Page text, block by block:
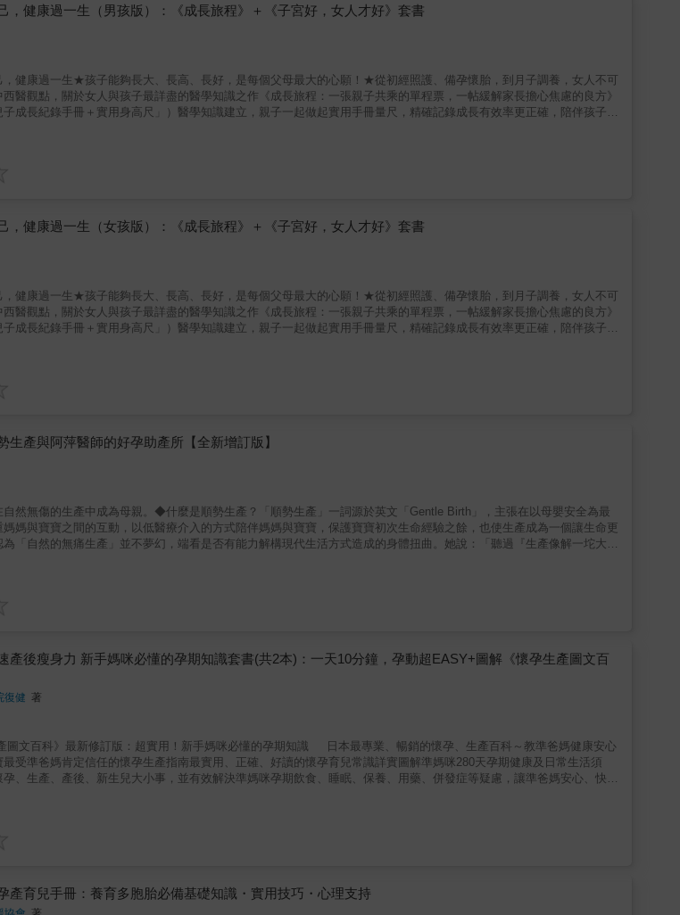
、提升體力與代謝，改善產後常見不適，由內而外調整體質，重建健康與美麗。跟著專業中醫師一步步破解產後修復迷
體態與活力，陪伴每位媽媽順利度過產後關鍵期，重拾健康、美麗與自信人生！＼喬骨盆真相大公開／＼產後疼痛症狀
最完整的產後修復與調理衛教全書／
，健康過一生（男孩版）：《成長旅程》＋《子宮好，女人才好》套書
健康過一生★孩子能夠長大、長高、長好，是每個父母最大的心願！★從初經照護、備孕懷胎，到月子調養，女人不可
醫觀點，關於女人與孩子最詳盡的醫學知識之作《成長旅程：一張親子共乘的單程票，一帖緩解家長擔心焦慮的良方》
子成長紀錄手冊＋實用身高尺」）醫學知識建立，親子一起做起實用手冊量尺，精確記錄成長有效率更正確，陪伴孩子茁
專業與臨床經驗彙集成書，將艱澀難懂的醫學知識，以臨床案例搭配生動的插畫，鉤織成淺顯易懂的圖文來呈現，解答
網路迷思，讓兒童照護者知道如何正確辨識兒童生長發育異常，及早發現疾病初期的警訊，及早「正確就醫」。本書更
」與「身高尺」，透過完整的成長紀錄，讓照護者與醫療團隊可以更精確地掌握孩子的生長，讓孩子也能親身參與整個過
。作者田原尋訪中國山西平遙道虎壁王氏中醫女科第二十八代傳人——始祖為宋朝金國名醫，一個世世代代心繫女科、
中醫世家——以現場訪談稿為基礎，公開祖傳絕技，並融合數十年臨床經驗，提出「子宮好，女人才好」的核心思想，
解決之道，為中西醫學界對婦科疾病的深入認識與治療提供了全新的視角。
，健康過一生（女孩版）：《成長旅程》＋《子宮好，女人才好》套書
健康過一生★孩子能夠長大、長高、長好，是每個父母最大的心願！★從初經照護、備孕懷胎，到月子調養，女人不可
醫觀點，關於女人與孩子最詳盡的醫學知識之作《成長旅程：一張親子共乘的單程票，一帖緩解家長擔心焦慮的良方》
子成長紀錄手冊＋實用身高尺」）醫學知識建立，親子一起做起實用手冊量尺，精確記錄成長有效率更正確，陪伴孩子茁
專業與臨床經驗彙集成書，將艱澀難懂的醫學知識，以臨床案例搭配生動的插畫，鉤織成淺顯易懂的圖文來呈現，解答
網路迷思，讓兒童照護者知道如何正確辨識兒童生長發育異常，及早發現疾病初期的警訊，及早「正確就醫」。本書更
」與「身高尺」，透過完整的成長紀錄，讓照護者與醫療團隊可以更精確地掌握孩子的生長，讓孩子也能親身參與整個過
。作者田原尋訪中國山西平遙道虎壁王氏中醫女科第二十八代傳人——始祖為宋朝金國名醫，一個世世代代心繫女科、
中醫世家——以現場訪談稿為基礎，公開祖傳絕技，並融合數十年臨床經驗，提出「子宮好，女人才好」的核心思想，
解決之道，為中西醫學界對婦科疾病的深入認識與治療提供了全新的視角。
生產與阿萍醫師的好孕助產所【全新增訂版】
然無傷的生產中成為母親。◆什麼是順勢生產？「順勢生產」一詞源於英文「Gentle Birth」，主張在以母嬰安全為最
媽與寶寶之間的互動，以低醫療介入的方式陪伴媽媽與寶寶，保護寶寶初次生命經驗之餘，也使生產成為一個讓生命更
為「自然的無痛生產」並不夢幻，端看是否有能力解構現代生活方式造成的身體扭曲。她說：「聽過『生產像解一坨大
成為母親好孕助產所團隊自二○一五年成立至今已累積破七百例個案，接生範圍包括北北基、宜蘭、台南、高雄和屏
一整套完整的助產師與醫師共同照護模式，從產前的身心靈調養到產後的延遲斷臍、母嬰持續肌膚接觸……即便最終需
醉醫師驚呼：「我麻了幾萬台C/S，第一次遇到不用打子宮收縮劑的。」最讓人振奮的是，順勢生產療癒了許多媽媽的生
傷。..◎專文推薦 白曛綾∣中山大學客座教授、陽明交大榮譽退休教授林兩傳醫師∣林氏傷科創始人洪文玲∣工科教授、科
推薦林經甫∣時尚老人Dr. Lin許美月∣台北市助產師助產士公會理事長黃建霈醫師∣台灣婦產科醫學會祕書長鄧惠文醫師樊
姓名筆畫排序）
產後瘦身力 新手媽咪必懂的孕期知識套書(共2本)：一天10分鐘，孕動超EASY+圖解《懷孕生產圖文百
復健 著
圖文百科》最新修訂版：超實用！新手媽咪必懂的孕期知識 日本最專業、暢銷的懷孕、生產百科～教準爸媽健康安心
受準爸媽肯定信任的懷孕生產指南最實用、正確、好讀的懷孕育兒常識詳實圖解準媽咪280天孕期健康及日常生活須
、生產、產後、新生兒大小事，並有效解決準媽咪孕期飲食、睡眠、保養、用藥、併發症等疑慮，讓準爸媽安心、快樂
照：清楚的胎兒及母體圖解，搭配超音波照片，讓準爸媽快速掌握孕期健康生活重點。準爸爸小叮嚀，了解需求：奶爸
顧事項，讓準爸爸也能立即掌握孕期及育兒知識，更體貼準媽咪。孕婦小錦囊，快樂當媽咪：身心靈健康小提醒，讓媽
，快樂迎接新生命。第二冊一天10分鐘，孕動超EASY：物理治療師團隊精心設計，緩解孕期不適應＆加速產後瘦身力的
又起！ ‧小腿抽筋 ‧下肢水腫 ‧骨盆疼痛 ‧手腕疾病 ‧筋骨緊繃 ‧腰背不適 【產後17招－保養瘦身】
哭！ ‧傷口修復 ‧美胸美背 ‧預防尿失禁 ‧乳腺阻塞 ‧腹臀曲線 ‧預防媽媽手 【未來12招－凍
產育兒手冊：養育多胞胎必備基礎知識・實用技巧・心理支持